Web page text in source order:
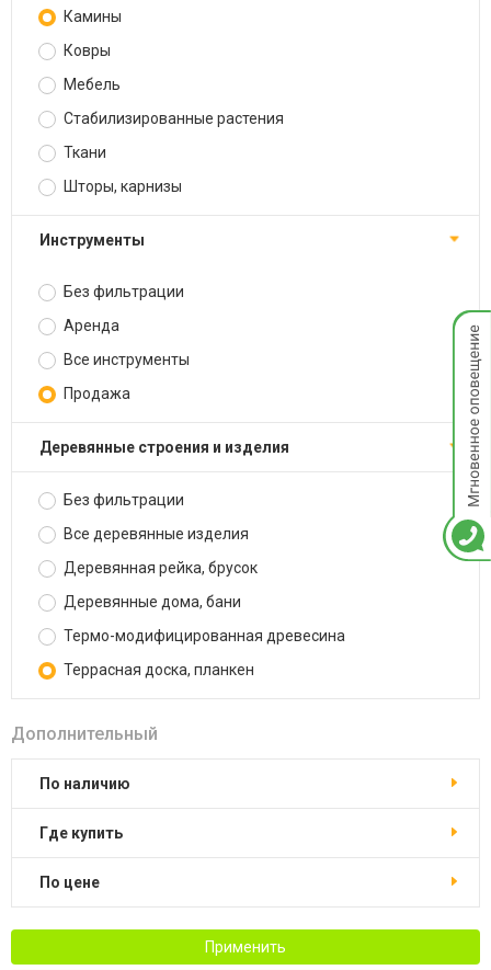
Камины
Ковры
Мебель
Стабилизированные растения
Ткани
Шторы, карнизы
Инструменты
Без фильтрации
Аренда
Все инструменты
Продажа
Деревянные строения и изделия
Без фильтрации
Все деревянные изделия
Деревянная рейка, брусок
Деревянные дома, бани
Термо-модифицированная древесина
Террасная доска, планкен
Дополнительный
По наличию
Где купить
По цене
Применить